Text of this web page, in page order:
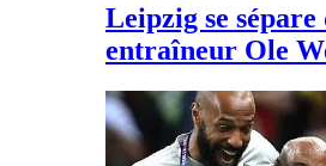
Leipzig se sépare
entraîneur Ole